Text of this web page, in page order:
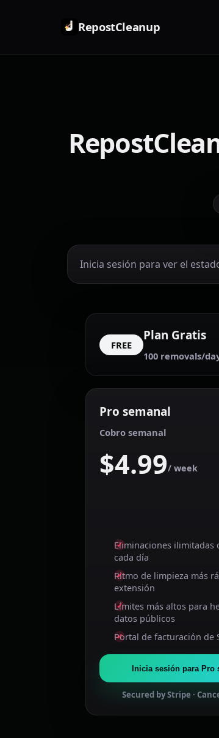
RepostCleanup
Inicia sesión para ver el
FREE
Plan Gratis
100 removals/
Pro semanal
Cobro semanal
$4.99/ week
Eliminaciones ilimitadas
cada día
Ritmo de limpieza más
extensión
Límites más altos para
datos públicos
Portal de facturación de
Inicia sesión para Pro
Secured by Stripe ·